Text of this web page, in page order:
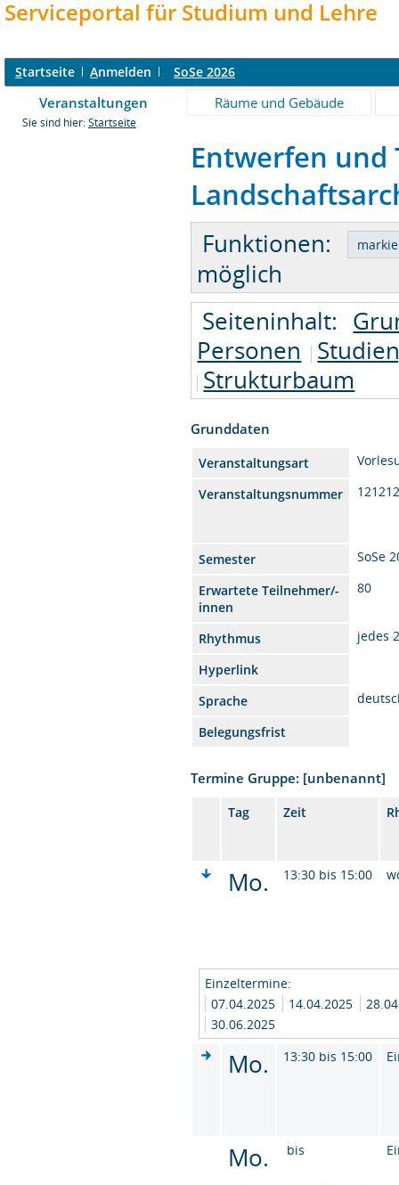
Serviceportal für Studium und Lehre
Startseite Anmelden SoSe 2026
Veranstaltungen Räume und Gebäude
Sie sind hier: Startseite
Entwerfen und
Funktionen:
möglich
Seiteninhalt:
Personen
Strukturbaum
Grunddaten
Veranstaltungsart
Veranstaltungsnummer
Semester
SoSe
Erwartete Teilnehmer/-
innen
80
Rhythmus
jedes
Hyperlink
Sprache
Belegungsfrist
Termine Gruppe: [unbenannt]
Tag Zeit
Mo. 13:30 bis 15:00
Einzeltermine:
07.04.2025
14.04.2025
30.06.2025
Mo. 13:30 bis 15:00
Mo. bis